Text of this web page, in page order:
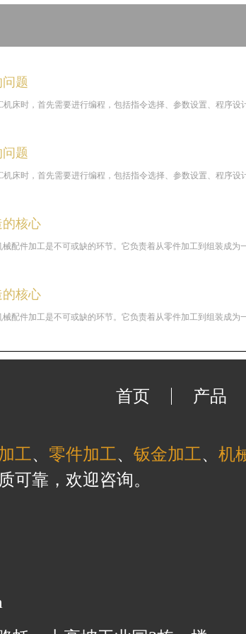
题
机床时，首先需要进行编程，包括指令选择、参数设置、程序设
题
机床时，首先需要进行编程，包括指令选择、参数设置、程序设
核心
配件加工是不可或缺的环节。它负责着从零件加工到组装成为
核心
配件加工是不可或缺的环节。它负责着从零件加工到组装成为
首页 产品
工、 零件加工、 钣金加工、 机
可靠，欢迎咨询。